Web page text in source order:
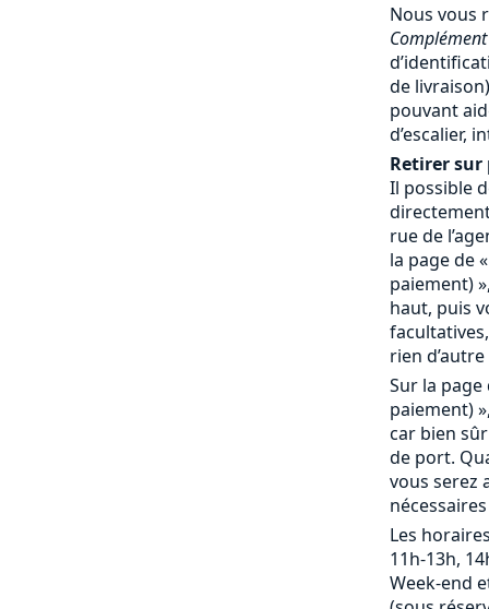
Nous vous
Complément
de
pouvant
d’escalier,
Retirer sur
Il possible
rue de
la page de
paiement)
haut, puis
rien
Sur la
paiement)
car bien
de port.
vous serez
Les
11h-13h,
Week-end